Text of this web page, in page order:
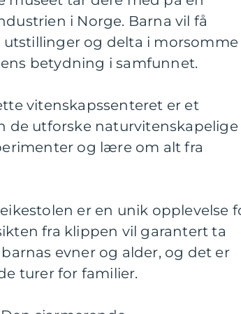
i Norge. Barna vil få
og delta i morsomme
betydning i samfunnet.
vitenskapssenteret er et
de utforske naturvitenskapelige
og lære om alt fra
er en unik opplevelse
fra klippen vil garantert ta
evner og alder, og det er
turer for familier.